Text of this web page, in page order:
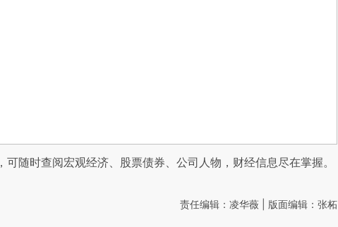
，可随时查阅宏观经济、股票债券、公司人物，财经信息尽在掌握。
责任编辑：凌华薇 | 版面编辑：张柘